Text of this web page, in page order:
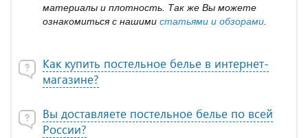
материалы и плотность. Так же Вы можете
ознакомиться с нашими статьями и обзорами
Как купить постельное белье в интернет-
магазине?
Вы доставляете постельное белье по всей
России?